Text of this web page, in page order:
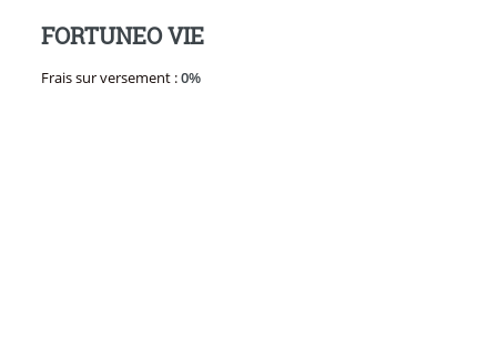
FORTUNEO VIE
Frais sur versement :0%